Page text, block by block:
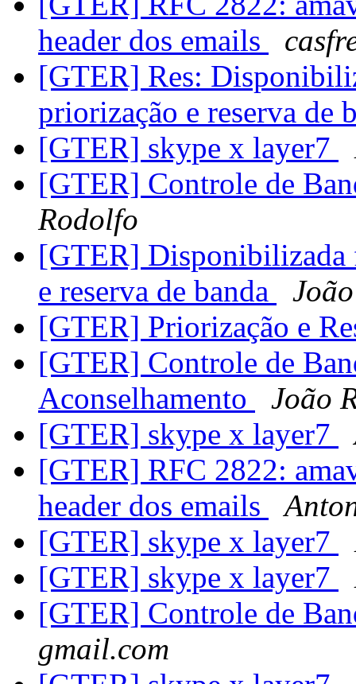
header dos emails
[GTER] Res:
priorização e reserva de
[GTER] skype x layer7
[GTER] Controle de
Rodolfo
[GTER] Disponibilizada
e reserva de banda
[GTER] Priorização e
[GTER] Controle de
Aconselhamento
João
[GTER] skype x layer7
[GTER] RFC 2822:
header dos emails
[GTER] skype x layer7
[GTER] skype x layer7
[GTER] Controle de
gmail.com